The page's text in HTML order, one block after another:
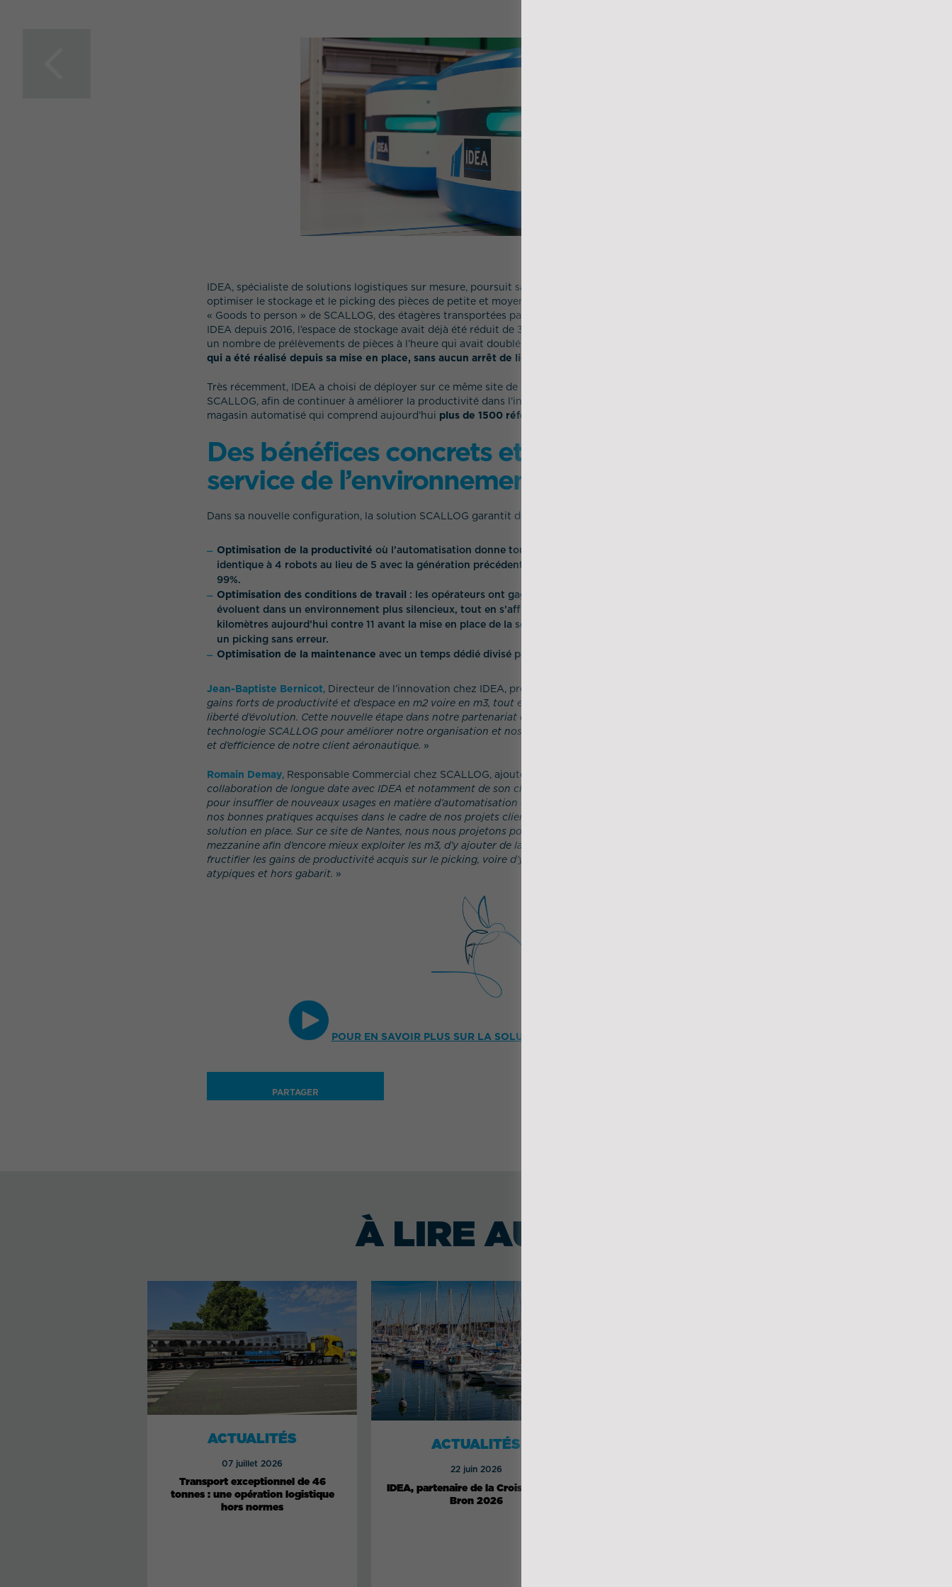
IDEA, spécialiste de solutions logistiques sur mesure, poursuit sa démarche d’amélioration terrain pour
optimiser le stockage et le picking des pièces de petite et moyenne séries, grâce à l’évolution de la solution
« Goods to person » de SCALLOG, des étagères transportées par des robots vers une station. Implantée par
IDEA depuis 2016, l’espace de stockage avait déjà été réduit de 30% et la cadence de picking accélérée avec
un nombre de prélèvements de pièces à l’heure qui avait doublé.
qui a été réalisé depuis sa mise en place, sans aucun arrêt de ligne d’assemblage en 8 ans !
Très récemment, IDEA a choisi de déployer sur ce même site de production la nouvelle génération de robots
SCALLOG, afin de continuer à améliorer la productivité dans l’inventaire et le rangement de pièces dans ce
magasin automatisé qui comprend aujourd’hui plus de 1500 références.
Des bénéfices concrets et immédiats au
service de l’environnement de production
Dans sa nouvelle configuration, la solution SCALLOG garantit de nombreux bénéfices :
Optimisation de la productivité où l’automatisation donne tout son potentiel avec un picking à l’heure
identique à 4 robots au lieu de 5 avec la génération précédente et un taux de disponibilité supérieur à
99%.
Optimisation des conditions de travail : les opérateurs ont gagné en polyvalence et en compétences. Ils
évoluent dans un environnement plus silencieux, tout en s’affranchissant des déplacements – moins de 2
kilomètres aujourd’hui contre 11 avant la mise en place de la solution – et une charge mentale réduite pour
un picking sans erreur.
Optimisation de la maintenance avec un temps dédié divisé par 6 à 15 min/jour.
Jean-Baptiste Bernicot, Directeur de l’innovation chez IDEA, précise : «
gains forts de productivité et d’espace en m2 voire en m3, tout en conservant une grande autonomie et une
liberté d’évolution. Cette nouvelle étape dans notre partenariat démontre notre volonté de capitaliser sur la
technologie SCALLOG pour améliorer notre organisation et nos process, à la hauteur des enjeux de flexibilité
et d’efficience de notre client aéronautique. »
Romain Demay, Responsable Commercial chez SCALLOG, ajoute : «
collaboration de longue date avec IDEA et notamment de son choix de miser sur l’écosystème SCALLOG
pour insuffler de nouveaux usages en matière d’automatisation dans l’industrie. Nous partageons avec eux
nos bonnes pratiques acquises dans le cadre de nos projets clients dans un objectif d’optimisation de la
solution en place. Sur ce site de Nantes, nous nous projetons pour installer leur magasin automatisé sur
mezzanine afin d’encore mieux exploiter les m3, d’y ajouter de la transitique en amont et en aval en vue de
fructifier les gains de productivité acquis sur le picking, voire d’y intégrer une nouvelle typologie de pièces,
atypiques et hors gabarit. »
POUR EN SAVOIR PLUS SUR LA SOLUTION IMPLANTÉE, C'EST ICI.
PARTAGER
À LIRE AUSSI
ACTUALITÉS
07 juillet 2026
Transport exceptionnel de 46
tonnes : une opération logistique
hors normes
ACTUALITÉS
22 juin 2026
IDEA, partenaire de la Croisière Pen-
Bron 2026